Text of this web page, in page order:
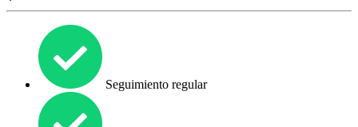
Seguimiento regular